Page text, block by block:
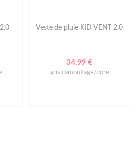
Veste de pluie KID VENT 2.0
34.99 €
gris camouflage/doré